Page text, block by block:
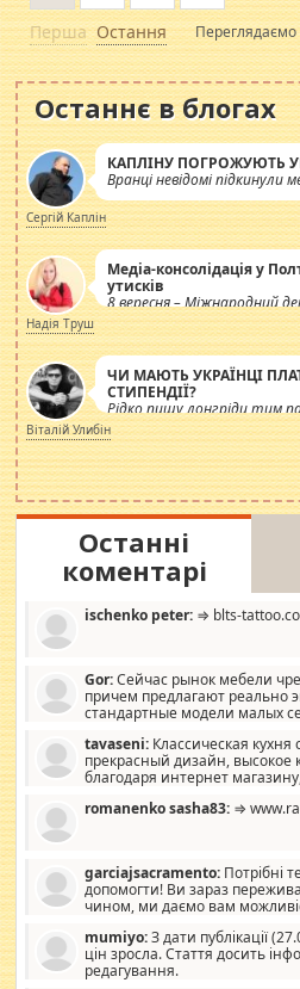
Перша Остання Переглядаємо
Останнє в блогах
КАПЛІНУ ПОГРОЖУЮТЬ
Вранці невідомі
Сергій Каплін
Медіа-консолідація у
утисків
8 вересня – Міжнародний
журналістів.
Надія Труш
ЧИ МАЮТЬ УКРАЇНЦІ
СТИПЕНДІЇ?
Рідко пишу лонгріди тим
просто дістало! Обурюють
навколо
роздувається ще одна
Віталій Улибін
Останні
коментарі
ischenko peter: ⇒ blts-
Gor:Сейчас рынок мебели
причем предлагают реально
стандартные модели малых
стандартные формы, в MebelOk,
со вкусом все в порядке, без
мебель, а это не последний фактор.
tavaseni: Классическая
прекрасный дизайн, высокое
благодаря интернет
romanenko sasha83: ⇒
garciajsacramento: Потрібні
допомогти! Ви зараз
чином, ми даємо вам
допомагати людям, які
заслуговує на другий шанс, і,
повинні приймати від інших. Для нас
mumiyo:З дати публікації
цін зросла. Стаття досить
редагування.